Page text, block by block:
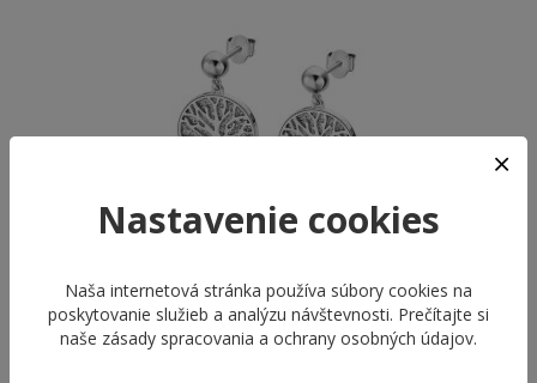
LOTUS STYLE LS2225-4/1
RAINBOW
LOTUS STYLE LS2225-2/3
RAINBOW
Nastavenie cookies
Naša internetová stránka používa súbory cookies na
poskytovanie služieb a analýzu návštevnosti. Prečítajte si
naše zásady spracovania a ochrany osobných údajov.